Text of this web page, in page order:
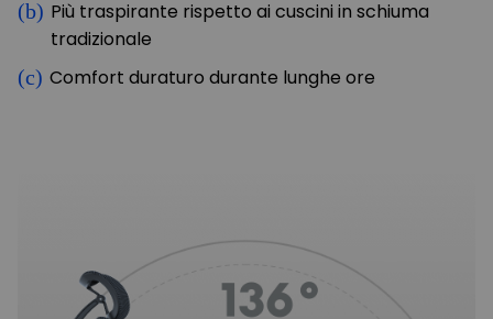
(b) Più traspirante rispetto ai cuscini in schiuma
tradizionale
(c) Comfort duraturo durante lunghe ore